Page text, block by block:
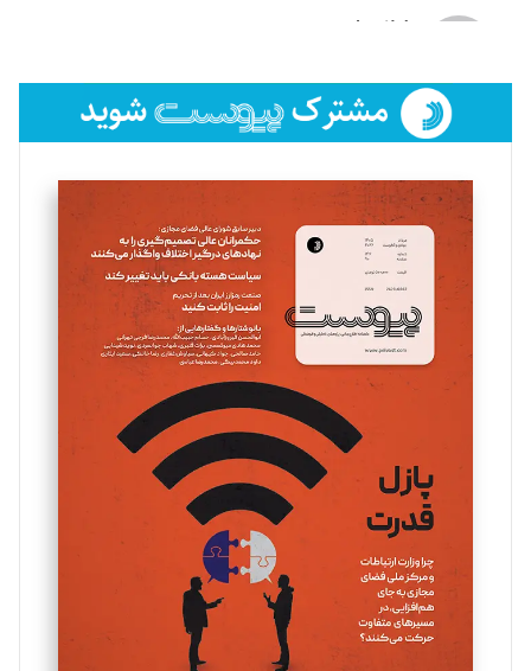
لیلا حنارود
فائزه فتحی رستمی
تحریریه
سروش کرمیان
تحریریه
مینا پاکدل
یسنا امان‌پور
تحریریه
ملینا جعفری
تحریریه